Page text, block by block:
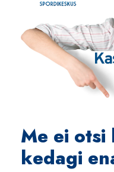
Me ei
kedagi